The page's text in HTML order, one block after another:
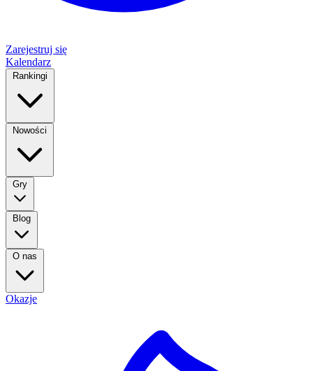
Zarejestruj się
Kalendarz
Rankingi
Nowości
Gry
Blog
O nas
Okazje